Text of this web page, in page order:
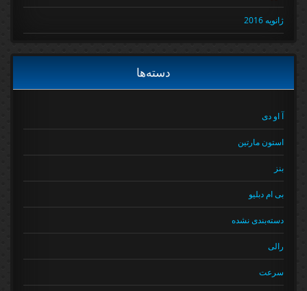
ژانویه 2016
دسته‌ها
آ او دی
استون مارتین
بی ام دبلیو
دسته‌بندی نشده
رالی
سرعت